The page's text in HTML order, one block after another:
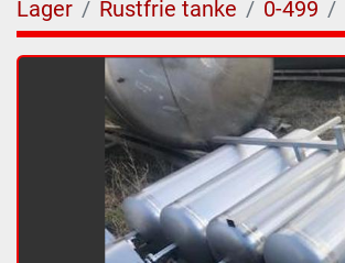
Lager Rustfrie tanke 0-499